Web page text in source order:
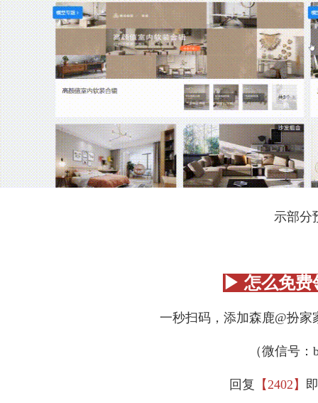
示部分
▶ 怎么免
一秒扫码，添加森鹿@扮
（微信号
回复 【2402】